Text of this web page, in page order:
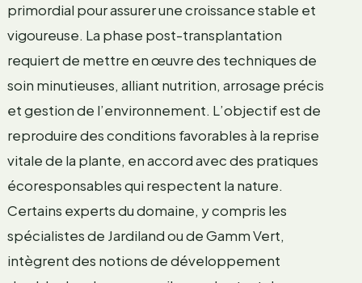
primordial pour assurer une croissance stable et
vigoureuse. La phase post-transplantation
requiert de mettre en œuvre des techniques de
soin minutieuses, alliant nutrition, arrosage précis
et gestion de l’environnement. L’objectif est de
reproduire des conditions favorables à la reprise
vitale de la plante, en accord avec des pratiques
écoresponsables qui respectent la nature.
Certains experts du domaine, y compris les
spécialistes de Jardiland ou de Gamm Vert,
intègrent des notions de développement